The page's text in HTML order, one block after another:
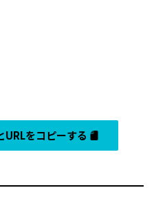
URLをコピーする